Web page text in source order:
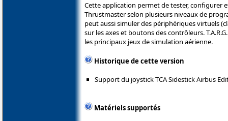
Cette application permet de tester, configurer
Thrustmaster selon plusieurs niveaux de
peut aussi simuler des périphériques virtuels
sur les axes et boutons des contrôleurs.
les principaux jeux de simulation aérienne.
Historique de cette version
Support du joystick TCA Sidestick Airbus
Matériels supportés